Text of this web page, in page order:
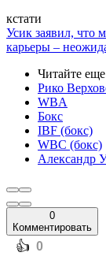
кстати
Усик заявил, что
карьеры –
Читайте еще
Рико
WBA
Бокс
IBF (бокс)
WBC (бокс)
Александр
0
Комментировать
️👍 0